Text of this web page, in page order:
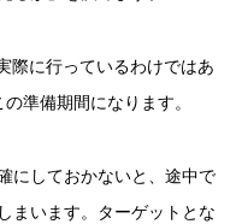
際に行っているわけではあ
準備期間になります。
にしておかないと、途中で
まいます。
ターゲットとな